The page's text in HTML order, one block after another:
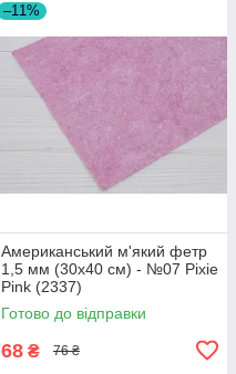
–11%
Американський м'який фетр
1,5 мм (30х40 см) - №07 Pixie
Pink (2337)
Готово до відправки
68 ₴ 76 ₴